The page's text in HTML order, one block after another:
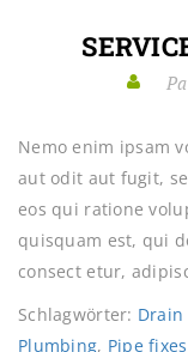
Nemo enim ipsam
aut odit aut fugit,
eos qui ratione
quisquam est, qui
consect etur,
Schlagwörter: Drain
Plumbing, Pipe fixes